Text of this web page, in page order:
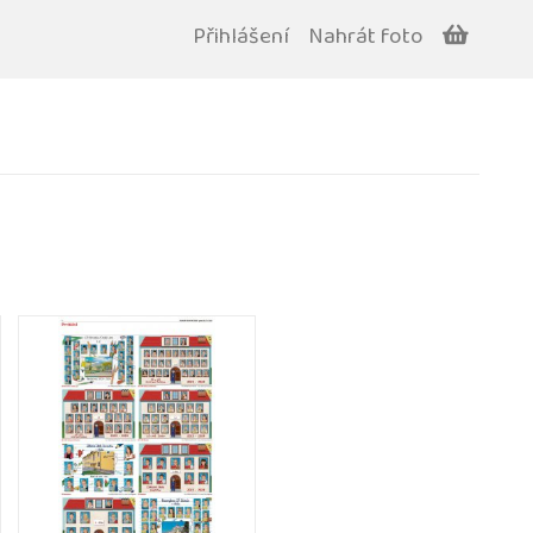
Přihlášení Nahrát foto